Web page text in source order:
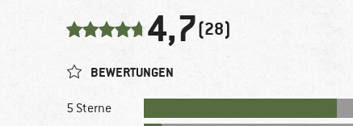
4,7(28)
BEWERTUNGEN
5 Sterne